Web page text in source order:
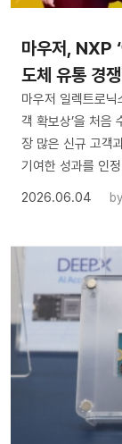
마우저, NXP
도체 유통 경
마우저 일렉트로
객 확보상’을 처음
장 많은 신규 고객
기여한 성과를 인
2026.06.04
by